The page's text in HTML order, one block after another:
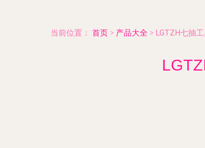
当前位置： 首页 > 产品大全 > LGTZH七抽